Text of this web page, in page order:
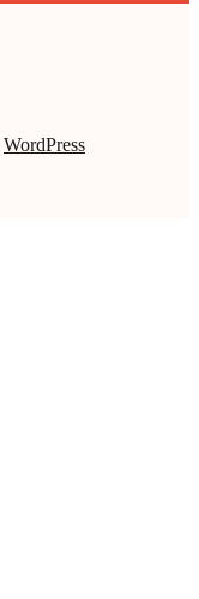
WordPress